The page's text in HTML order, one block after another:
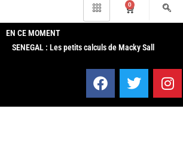
0
EN CE MOMENT
SENEGAL : Les petits calculs de Macky Sall